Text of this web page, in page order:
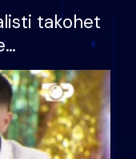
takohet
letër